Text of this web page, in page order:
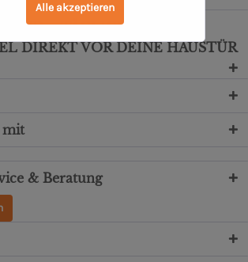
– TÄGLICHE FRISCHE
DIREKT VOR DEINE HAUSTÜR
mit
& Beratung
Alle akzeptieren